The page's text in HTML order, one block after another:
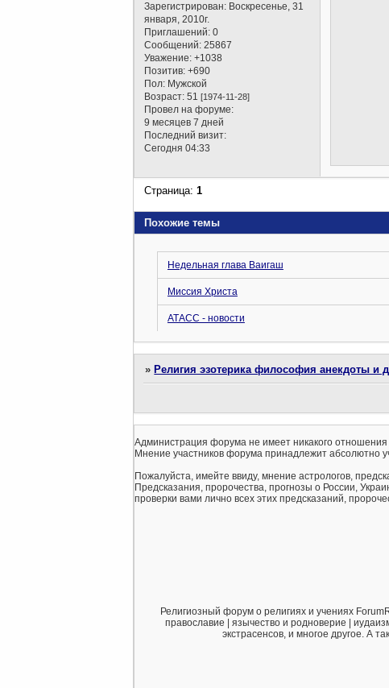
Зарегистрирован: Воскресенье, 31
января, 2010г.
Приглашений: 0
Сообщений: 25867
Уважение: +1038
Позитив: +690
Пол: Мужской
Возраст: 51[1974-11-28]
Провел на форуме:
9 месяцев 7 дней
Последний визит:
Сегодня 04:33
Страница:1
Похожие темы
Недельная глава Ваигаш
Миссия Христа
АТАСС - новости
» Религия эзотерика философия анекдоты
Администрация форума не имеет никакого
Мнение участников форума принадлежит абсолютно
Пожалуйста, имейте ввиду, мнение астрологов,
Предсказания, пророчества, прогнозы о России,
проверки вами лично всех этих предсказаний,
Религиозный форум о религиях и учениях
православие | язычество и родноверие |
экстрасенсов, и многое другое. А